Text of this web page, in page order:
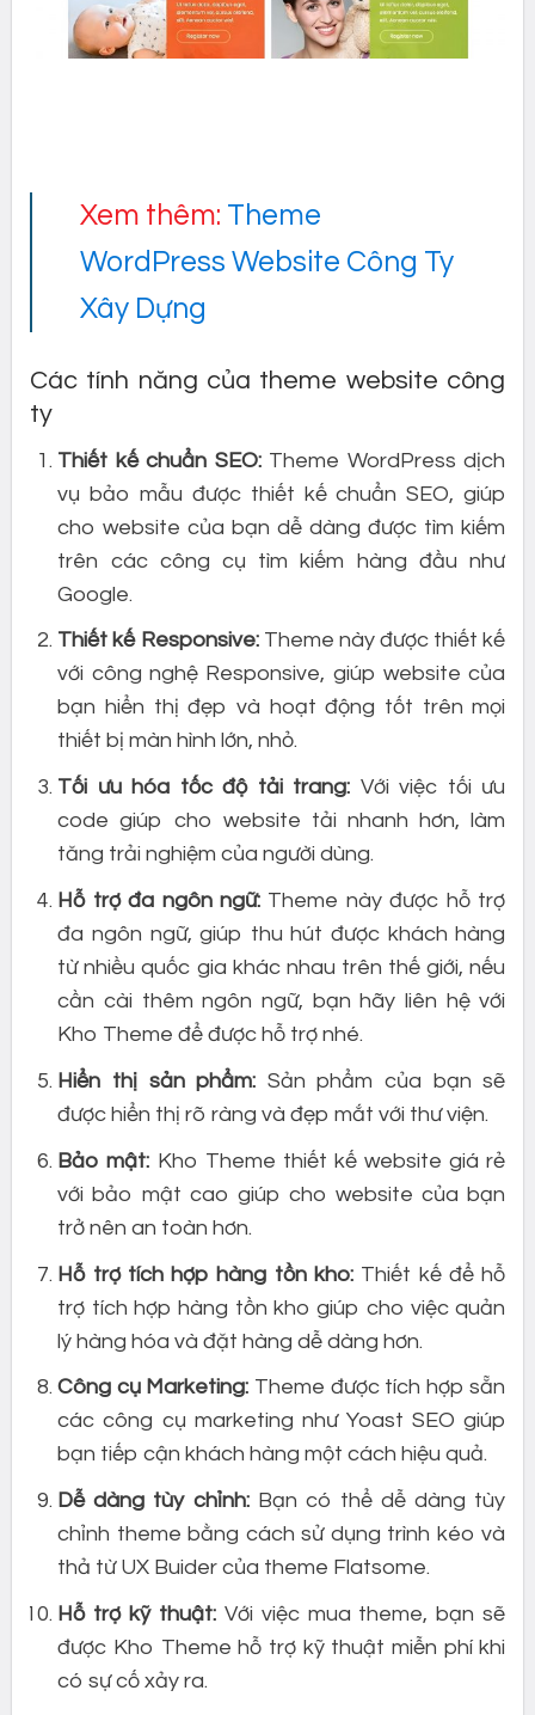
Xem thêm: Theme
WordPress Website Công Ty
Xây Dựng
Các tính năng của theme website công
ty
Thiết kế chuẩn SEO:Theme WordPress dịch
vụ bảo mẫu được thiết kế chuẩn SEO, giúp
cho website của bạn dễ dàng được tìm kiếm
trên các công cụ tìm kiếm hàng đầu như
Google.
Thiết kế Responsive:Theme này được thiết kế
với công nghệ Responsive, giúp website của
bạn hiển thị đẹp và hoạt động tốt trên mọi
thiết bị màn hình lớn, nhỏ.
Tối ưu hóa tốc độ tải trang: Với việc tối ưu
code giúp cho website tải nhanh hơn, làm
tăng trải nghiệm của người dùng.
Hỗ trợ đa ngôn ngữ: Theme này được hỗ trợ
đa ngôn ngữ, giúp thu hút được khách hàng
từ nhiều quốc gia khác nhau trên thế giới, nếu
cần cài thêm ngôn ngữ, bạn hãy liên hệ với
Kho Theme để được hỗ trợ nhé.
Hiển thị sản phẩm: Sản phẩm của bạn sẽ
được hiển thị rõ ràng và đẹp mắt với thư viện.
Bảo mật: Kho Theme thiết kế website giá rẻ
với bảo mật cao giúp cho website của bạn
trở nên an toàn hơn.
Hỗ trợ tích hợp hàng tồn kho: Thiết kế để hỗ
trợ tích hợp hàng tồn kho giúp cho việc quản
lý hàng hóa và đặt hàng dễ dàng hơn.
Công cụ Marketing: Theme được tích hợp sẵn
các công cụ marketing như Yoast SEO giúp
bạn tiếp cận khách hàng một cách hiệu quả.
Dễ dàng tùy chỉnh:Bạn có thể dễ dàng tùy
chỉnh theme bằng cách sử dụng trình kéo và
thả từ UX Buider của theme Flatsome.
Hỗ trợ kỹ thuật:Với việc mua theme, bạn sẽ
được Kho Theme hỗ trợ kỹ thuật miễn phí khi
có sự cố xảy ra.